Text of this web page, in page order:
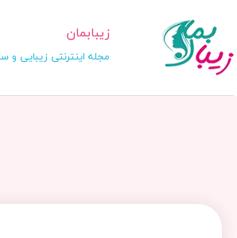
زیبابمان
مجله اینترنتی زیبایی و